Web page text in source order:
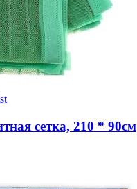
сетка, 210 * 90см